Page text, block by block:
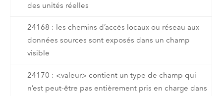
des unités réelles
24168 : les chemins d’accès locaux ou réseau aux
données sources sont exposés dans un champ
visible
24170 : <valeur> contient un type de champ qui
n’est peut-être pas entièrement pris en charge dans